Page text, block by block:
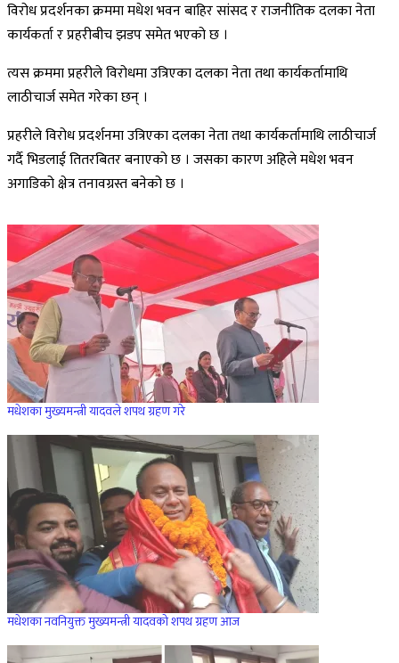
विरोध प्रदर्शनका क्रममा मधेश भवन बाहिर सांसद र राजनीतिक दलका नेता
कार्यकर्ता र प्रहरीबीच झडप समेत भएको छ ।
त्यस क्रममा प्रहरीले विरोधमा उत्रिएका दलका नेता तथा कार्यकर्तामाथि
लाठीचार्ज समेत गरेका छन् ।
प्रहरीले विरोध प्रदर्शनमा उत्रिएका दलका नेता तथा कार्यकर्तामाथि लाठीचार्ज
गर्दै भिडलाई तितरबितर बनाएको छ । जसका कारण अहिले मधेश भवन
अगाडिको क्षेत्र तनावग्रस्त बनेको छ ।
मधेशका मुख्यमन्त्री यादवले शपथ ग्रहण गरे
मधेशका नवनियुक्त मुख्यमन्त्री यादवको शपथ ग्रहण आज